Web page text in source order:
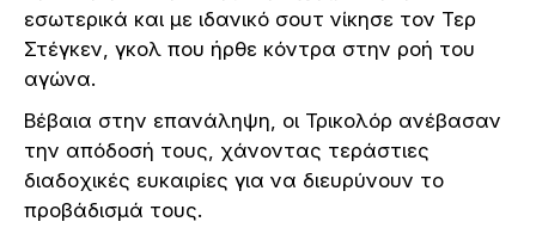
εσωτερικά και με ιδανικό σουτ νίκησε τον Τερ
Στέγκεν, γκολ που ήρθε κόντρα στην ροή του
αγώνα.
Βέβαια στην επανάληψη, οι Τρικολόρ ανέβασαν
την απόδοσή τους, χάνοντας τεράστιες
διαδοχικές ευκαιρίες για να διευρύνουν το
προβάδισμά τους.